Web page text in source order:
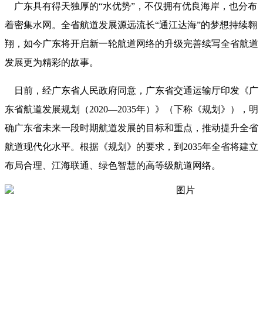
广东具有得天独厚的“水优势”，不仅拥有优良海岸，也分布
着密集水网。全省航道发展源远流长“通江达海”的梦想持续翱
翔，如今广东将开启新一轮航道网络的升级完善续写全省航道
发展更为精彩的故事。
日前，经广东省人民政府同意，广东省交通运输厅印发《广
东省航道发展规划（2020—2035年）》（下称《规划》），明
确广东省未来一段时期航道发展的目标和重点，推动提升全省
航道现代化水平。根据《规划》的要求，到2035年全省将建立
布局合理、江海联通、绿色智慧的高等级航道网络。